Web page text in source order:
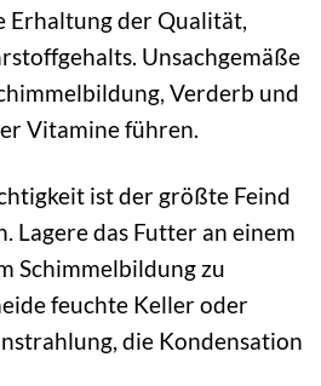
Erhaltung der Qualität,
Unsachgemäße
Verderb und
Vitamine führen.
ist der größte Feind
Lagere das Futter an einem
Schimmelbildung zu
feuchte Keller oder
die Kondensation